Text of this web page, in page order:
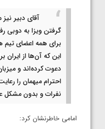
آقای دبیر
گرفتن ویزا به دوبی
برای همه اعضای تیم
این که آن‌ها از ایران
دعوت کرده‌اند و
احترام میهمان را
نفرات و بدون مشکل
امامی خاطرنشان کرد: